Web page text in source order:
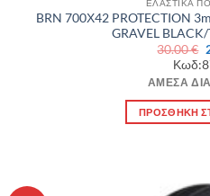
ΕΛΑΣΤΙΚΑ
BRN 700Χ42 PROTECTION
GRAVEL
30.00€
ΆΜΕΣΑ
ΠΡΟΣΘΉΚΗ